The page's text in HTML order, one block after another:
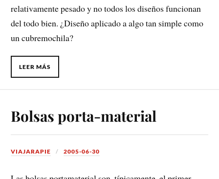
relativamente pesado y no todos los diseños funcionan
del todo bien. ¿Diseño aplicado a algo tan simple como
un cubremochila?
LEER MÁS
Bolsas porta-material
VIAJARAPIE 2005-06-30